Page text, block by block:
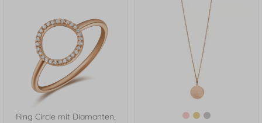
Ring Circle mit Diamanten,